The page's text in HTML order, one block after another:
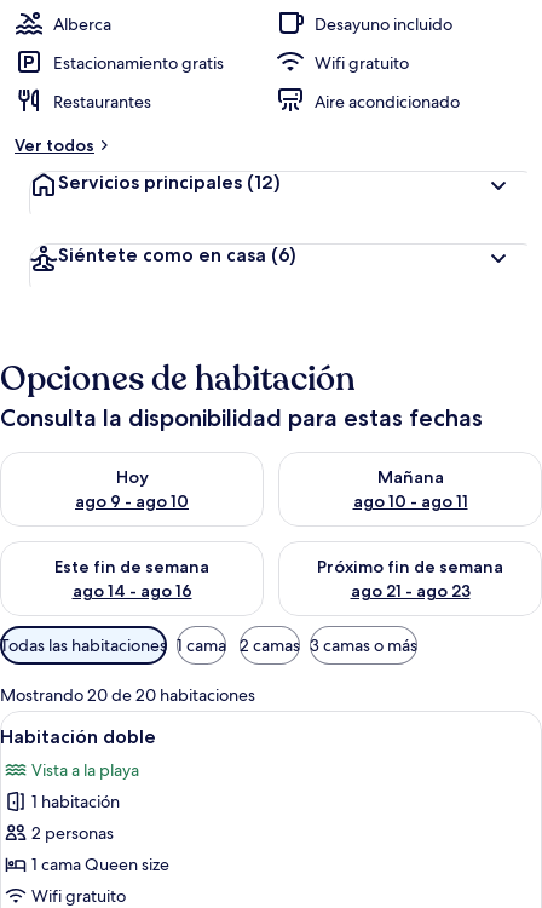
Alberca
Desayuno incluido
Estacionamiento gratis
Wifi gratuito
Restaurantes
Aire acondicionado
Ver todos
Servicios principales (12)
Siéntete como en casa (6)
Opciones de habitación
Consulta la disponibilidad para estas fechas
Hoy
ago 9 - ago 10
Consulta la disponibilidad para hoy ago 9 - ago 10
Mañana
ago 10 - ago 11
Consulta la disponibilidad
Este fin de semana
ago 14 - ago 16
Consulta la disponibilidad para este fin de semana ago 14 -
Próximo fin de semana
ago 21 - ago 23
Consulta la disponibilidad
Filtros
disponibles
para
las
habitaciones
Todas las habitaciones 1 cama 2 camas 3 camas o más
Mostrando 20 de 20 habitaciones
Abrir
todas
las
fotos
de
Habitación
doble
Una habitación con una cama,
6
Habitación doble
Vista a la playa
1 habitación
2 personas
1 cama Queen size
Wifi gratuito